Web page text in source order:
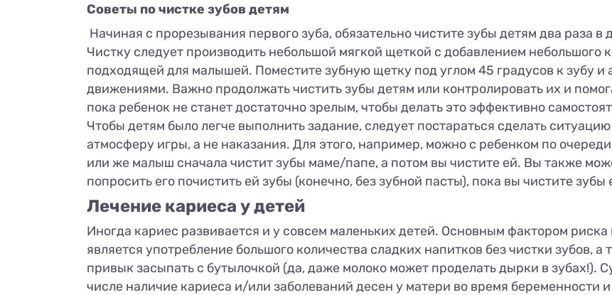
Советы по чистке зубов детям
Начиная с прорезывания первого зуба, обязательно чистите зубы детям два раза
Чистку следует производить небольшой мягкой щеткой с добавлением
подходящей для малышей. Поместите зубную щетку под углом 45 градусов к зубу и
движениями. Важно продолжать чистить зубы детям или контролировать их и
пока ребенок не станет достаточно зрелым, чтобы делать это эффективно
Чтобы детям было легче выполнить задание, следует постараться сделать
атмосферу игры, а не наказания. Для этого, например, можно с ребенком по
или же малыш сначала чистит зубы маме/папе, а потом вы чистите ей. Вы также
попросить его почистить ей зубы (конечно, без зубной пасты), пока вы чистите зубы
Лечение кариеса у детей
Иногда кариес развивается и у совсем маленьких детей. Основным фактором
является употребление большого количества сладких напитков без чистки зубов, а
привык засыпать с бутылочкой (да, даже молоко может проделать дырки в зубах!).
числе наличие кариеса и/или заболеваний десен у матери во время беременности